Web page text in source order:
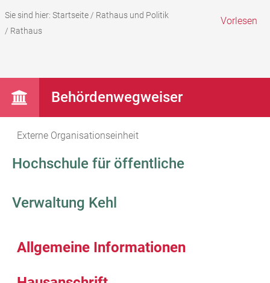
Sie sind hier: Startseite/ Rathaus und Politik
/ Rathaus
Vorlesen
Behördenwegweiser
Externe Organisationseinheit
Hochschule für öffentliche
Verwaltung Kehl
Allgemeine Informationen